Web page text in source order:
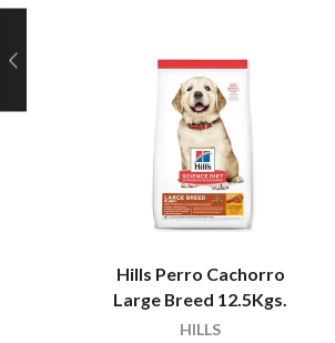
Hills Perro Cachorro
Large Breed 12.5Kgs.
HILLS